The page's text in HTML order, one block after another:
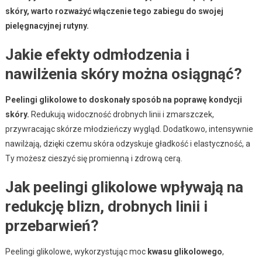
skóry, warto rozważyć włączenie tego zabiegu do swojej
pielęgnacyjnej rutyny.
Jakie efekty odmłodzenia i
nawilżenia skóry można osiągnąć?
Peelingi glikolowe to doskonały sposób na poprawę kondycji
skóry. Redukują widoczność drobnych linii i zmarszczek,
przywracając skórze młodzieńczy wygląd. Dodatkowo, intensywnie
nawilżają, dzięki czemu skóra odzyskuje gładkość i elastyczność, a
Ty możesz cieszyć się promienną i zdrową cerą.
Jak peelingi glikolowe wpływają na
redukcję blizn, drobnych linii i
przebarwień?
Peelingi glikolowe, wykorzystując moc kwasu glikolowego,